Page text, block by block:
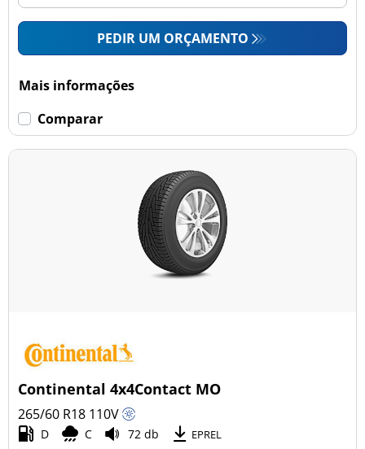
PEDIR UM ORÇAMENTO
Mais informações
Comparar
Continental 4x4Contact MO
265/60 R18 110V
D C 72 db EPREL